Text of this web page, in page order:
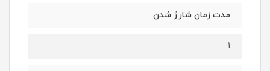
مدت زمان شارژ شدن
۱